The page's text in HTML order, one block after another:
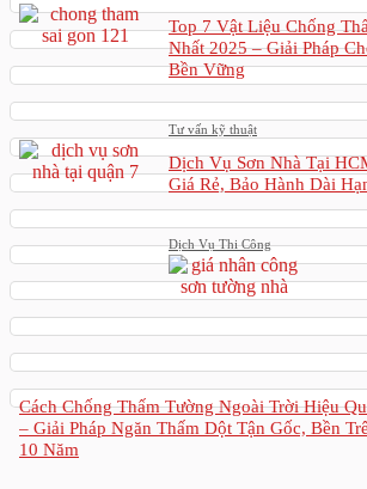
Top 7 Vật Liệu Chống
Nhất 2025 – Giải Pháp
Bền Vững
Tư vấn kỹ thuật
Dịch Vụ Sơn Nhà Tại
Giá Rẻ, Bảo Hành Dài
Dịch Vụ Thi Công
Cách Chống Thấm Tường Ngoài Trời Hiệu
– Giải Pháp Ngăn Thấm Dột Tận Gốc, Bền
10 Năm